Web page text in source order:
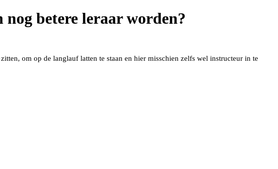
betere leraar worden?
om op de langlauf latten te staan en hier misschien zelfs wel instructeur in te